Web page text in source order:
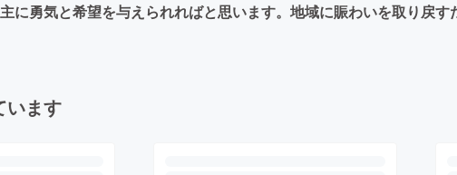
に勇気と希望を与えられればと思います。地域に賑わいを取り戻
います